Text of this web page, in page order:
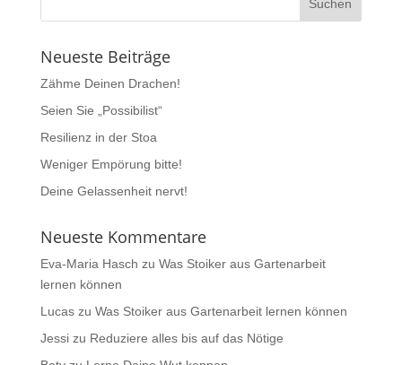
Neueste Beiträge
Zähme Deinen Drachen!
Seien Sie „Possibilist“
Resilienz in der Stoa
Weniger Empörung bitte!
Deine Gelassenheit nervt!
Neueste Kommentare
Eva-Maria Hasch zu Was Stoiker aus Gartenarbeit
lernen können
Lucaszu Was Stoiker aus Gartenarbeit lernen können
Jessizu Reduziere alles bis auf das Nötige